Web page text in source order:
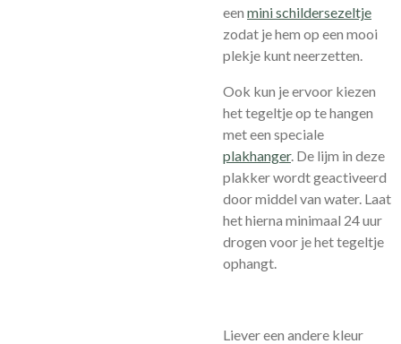
een mini schildersezeltje
zodat je hem op een mooi
plekje kunt neerzetten.
Ook kun je ervoor kiezen
het tegeltje op te hangen
met een speciale
plakhanger. De lijm in deze
plakker wordt geactiveerd
door middel van water. Laat
het hierna minimaal 24 uur
drogen voor je het tegeltje
ophangt.
Liever een andere kleur